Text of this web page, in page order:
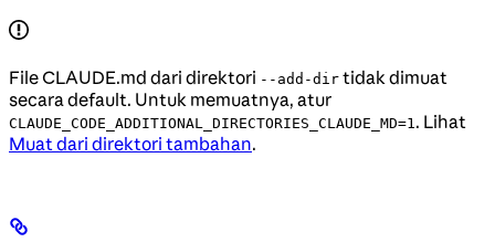
File CLAUDE.md dari direktori --add-dir tidak dimuat
secara default. Untuk memuatnya, atur
CLAUDE_CODE_ADDITIONAL_DIRECTORIES_CLAUDE_MD=1. Lihat
Muat dari direktori tambahan.